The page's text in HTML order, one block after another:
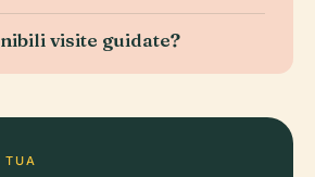
visite guidate?
TUA